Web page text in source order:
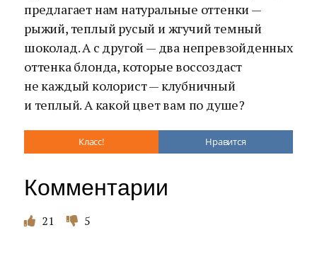
предлагает нам натуральные оттенки —
рыжий, теплый русый и жгучий темный
шоколад. А с другой — два непревзойденных
оттенка блонда, которые воссоздаст
не каждый колорист — клубничный
и теплый. А какой цвет вам по душе?
Класс! Нравится
Комментарии
21 5